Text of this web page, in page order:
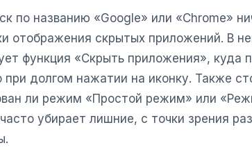
по названию «Google» или «Chrome»
отображения скрытых приложений. В
функция «Скрыть приложения», куда
при долгом нажатии на иконку. Также
ли режим «Простой режим» или
убирает лишние, с точки зрения